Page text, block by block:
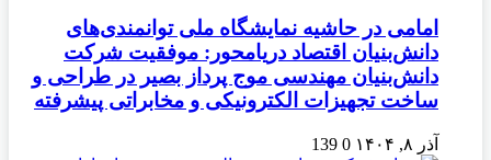
امامی در حاشیه نمایشگاه ملی توانمندی‌های
دانش‌بنیان اقتصاد دریامحور: موفقیت شرکت
دانش‌بنیان مهندسی موج پرداز بصیر در طراحی و
ساخت تجهیزات الکترونیکی و مخابراتی پیشرفته
آذر ۸, ۱۴۰۴ 0
139